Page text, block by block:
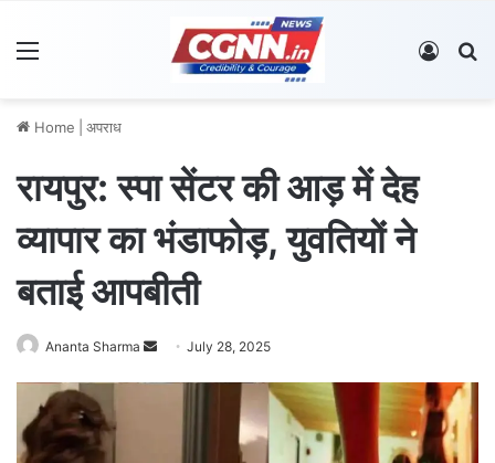
Log In
Home अपराध
रायपुर: स्पा सेंटर की आड़ में देह
व्यापार का भंडाफोड़, युवतियों ने
बताई आपबीती
Ananta Sharma July 28, 2025